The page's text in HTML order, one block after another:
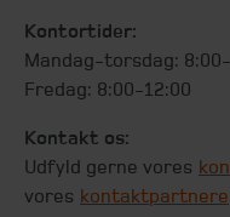
Kontortider:
Mandag-torsdag:
Fredag: 8:00-12:00
Kontakt os:
Udfyld gerne vores
vores kontaktpartnere